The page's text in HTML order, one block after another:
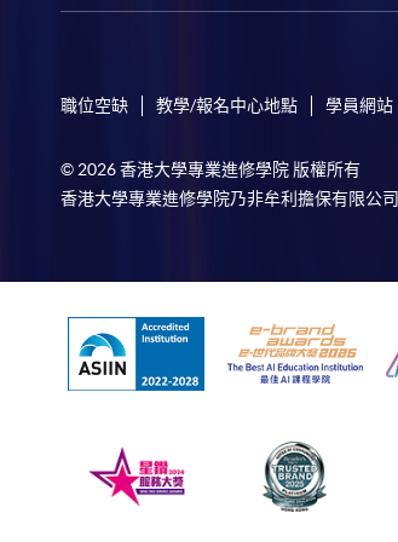
職位空缺 教學/報名中心地點 學員網站
© 2026 香港大學專業進修學院 版權所有
香港大學專業進修學院乃非牟利擔保有限公司